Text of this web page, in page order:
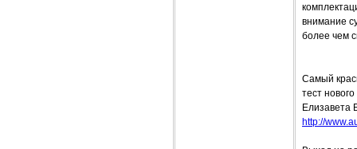
внимание
более чем
Самый
тест
Елизавета
http://